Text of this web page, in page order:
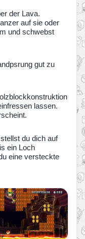
der Lava.
auf sie oder
und schwebst
gut zu
lassen.
du dich auf
ein Loch
eine versteckte